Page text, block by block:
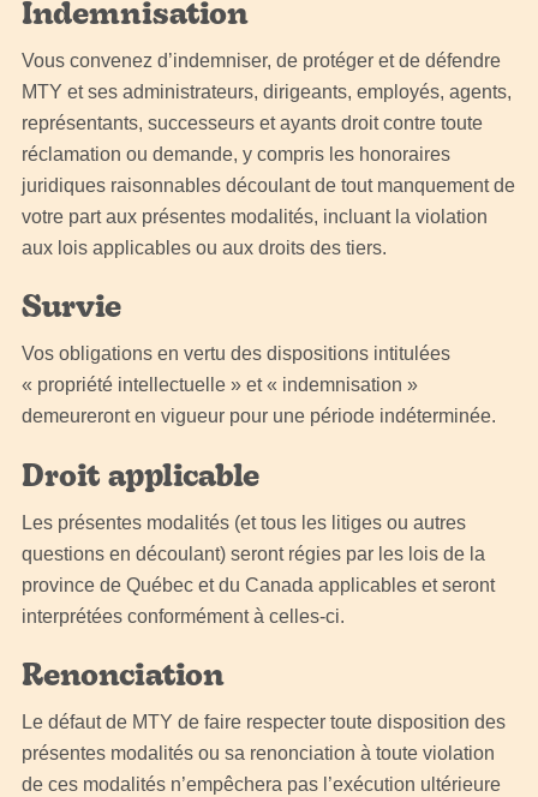
Indemnisation
Vous convenez d’indemniser, de protéger et de défendre
MTY et ses administrateurs, dirigeants, employés, agents,
représentants, successeurs et ayants droit contre toute
réclamation ou demande, y compris les honoraires
juridiques raisonnables découlant de tout manquement de
votre part aux présentes modalités, incluant la violation
aux lois applicables ou aux droits des tiers.
Survie
Vos obligations en vertu des dispositions intitulées
« propriété intellectuelle » et « indemnisation »
demeureront en vigueur pour une période indéterminée.
Droit applicable
Les présentes modalités (et tous les litiges ou autres
questions en découlant) seront régies par les lois de la
province de Québec et du Canada applicables et seront
interprétées conformément à celles-ci.
Renonciation
Le défaut de MTY de faire respecter toute disposition des
présentes modalités ou sa renonciation à toute violation
de ces modalités n’empêchera pas l’exécution ultérieure